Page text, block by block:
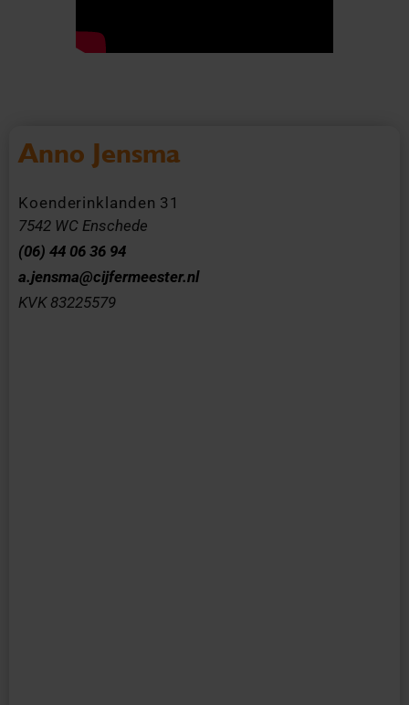
Anno Jensma
Koenderinklanden 31
7542 WC Enschede
(06) 44 06 36 94
a.jensma@cijfermeester.nl
KVK 83225579